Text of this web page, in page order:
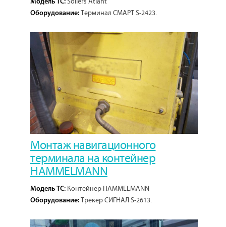
Модель ТС:
Оборудование: Терминал СМАРТ S-2423.
Монтаж навигационного
терминала на контейнер
HAMMELMANN
Модель ТС: Контейнер HAMMELMANN
Оборудование: Трекер СИГНАЛ S-2613.